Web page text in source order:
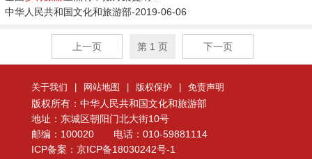
中华人民共和国文化和旅游部-2019-06-06
上一页 第 1 页 下一页
关于我们 | 网站地图 | 版权保护 | 免责声明
版权所有：中华人民共和国文化和旅游部
地址：东城区朝阳门北大街10号
邮编：100020 电话：010-59881114
ICP备案：京ICP备18030242号-1